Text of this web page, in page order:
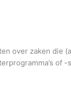
over zaken die
of